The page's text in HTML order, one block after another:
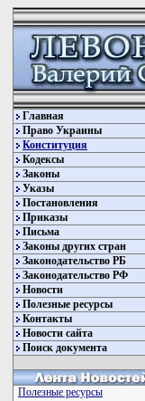
Главная
Право Украины
Конституция
Кодексы
Законы
Указы
Постановления
Приказы
Письма
Законы других стран
Законодательство РБ
Законодательство РФ
Новости
Полезные ресурсы
Контакты
Новости сайта
Поиск документа
Полезные ресурсы